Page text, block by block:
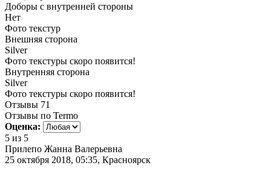
Доборы с внутренней стороны
Нет
Фото текстур
Внешняя сторона
Silver
Фото текстуры скоро появится!
Внутренняя сторона
Silver
Фото текстуры скоро появится!
Отзывы 71
Отзывы по Termo
Оценка:
5 из 5
Прилепо Жанна Валерьевна
25 октября 2018, 05:35, Красноярск